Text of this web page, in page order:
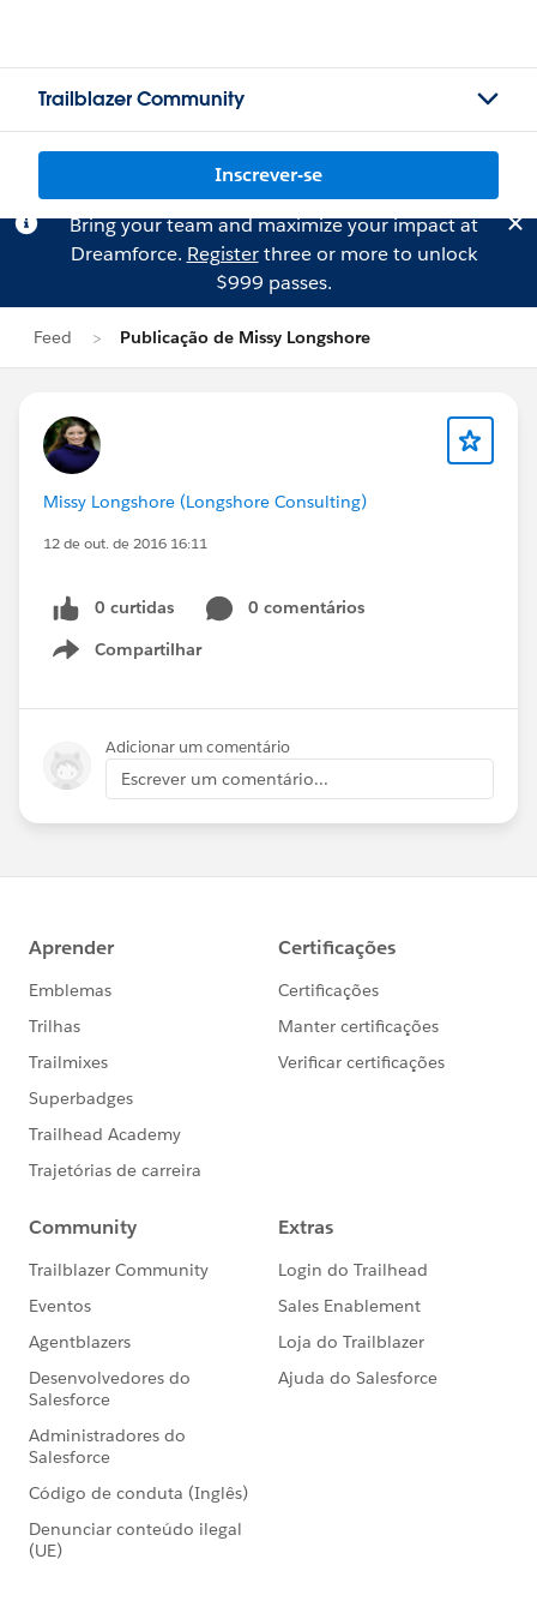
Trailblazer Community
Inscrever-se
Bring your team and maximize your impact at
Dreamforce. Registerthree or more to unlock
$999 passes.
Feed Publicação de Missy Longshore
Missy Longshore (Longshore Consulting)
12 de out. de 2016 16:11
0 curtidas
0 comentários
Compartilhar
Show menu
Adicionar um comentário
Escrever um comentário...